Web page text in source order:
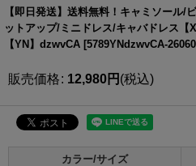
【即日発送】送料無料！キャミソール/
ットアップ/ミニドレス/キャバドレス【
【YN】dzwvCA [5789YNdzwvCA-
販売価格: 12,980円 (税込)
カラー/サイズ